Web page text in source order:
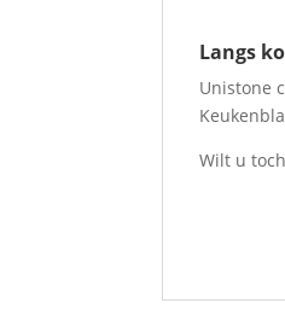
Langs
Unistone
Wilt u